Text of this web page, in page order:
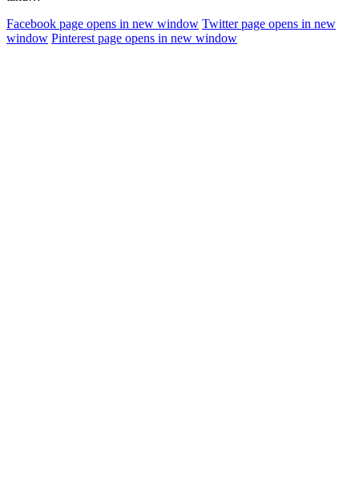
Facebook page opens in new window Twitter page opens in new
window Pinterest page opens in new window